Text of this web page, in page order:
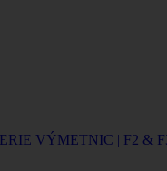
VÝMETNIC | F2 &